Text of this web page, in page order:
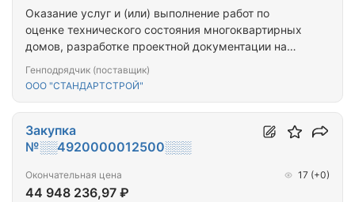
Оказание услуг и (или) выполнение работ по
оценке технического состояния многоквартирных
домов, разработке проектной документации на
имущества многоквартирных домов,
многоквартирных домов (ПРОЕКТ+СМР) (г.
Кола_1МКД)
Генподрядчик (поставщик)
ООО "СТАНДАРТСТРОЙ"
Закупка
№░░4920000012500░░░
Окончательная цена
44 948 236,97 ₽
17 (+0)